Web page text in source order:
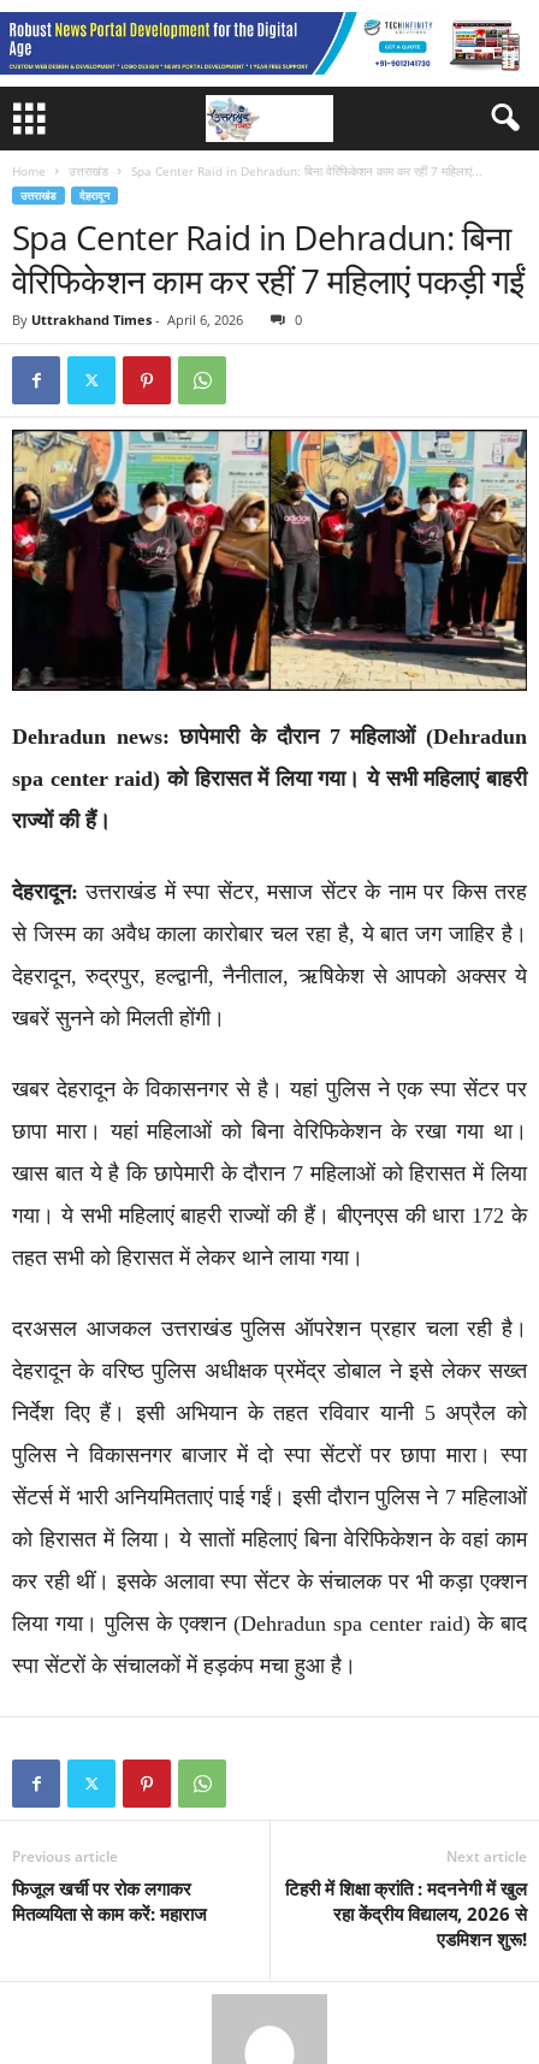
Home उत्तराखंड Spa Center Raid in Dehradun: बिना वेरिफिकेशन काम कर रहीं 7 महिलाएं...
उत्तराखंड देहरादून
Spa Center Raid in Dehradun: बिना
वेरिफिकेशन काम कर रहीं 7 महिलाएं पकड़ी गईं
By Uttrakhand Times - April 6, 2026 0
Dehradun news: छापेमारी के दौरान 7 महिलाओं (Dehradun
spa center raid) को हिरासत में लिया गया। ये सभी महिलाएं बाहरी
राज्यों की हैं।
देहरादून: उत्तराखंड में स्पा सेंटर, मसाज सेंटर के नाम पर किस तरह
से जिस्म का अवैध काला कारोबार चल रहा है, ये बात जग जाहिर है।
देहरादून, रुद्रपुर, हल्द्वानी, नैनीताल, ऋषिकेश से आपको अक्सर ये
खबरें सुनने को मिलती होंगी।
खबर देहरादून के विकासनगर से है। यहां पुलिस ने एक स्पा सेंटर पर
छापा मारा। यहां महिलाओं को बिना वेरिफिकेशन के रखा गया था।
खास बात ये है कि छापेमारी के दौरान 7 महिलाओं को हिरासत में लिया
गया। ये सभी महिलाएं बाहरी राज्यों की हैं। बीएनएस की धारा 172 के
तहत सभी को हिरासत में लेकर थाने लाया गया।
दरअसल आजकल उत्तराखंड पुलिस ऑपरेशन प्रहार चला रही है।
देहरादून के वरिष्ठ पुलिस अधीक्षक प्रमेंद्र डोबाल ने इसे लेकर सख्त
निर्देश दिए हैं। इसी अभियान के तहत रविवार यानी 5 अप्रैल को
पुलिस ने विकासनगर बाजार में दो स्पा सेंटरों पर छापा मारा। स्पा
सेंटर्स में भारी अनियमितताएं पाई गईं। इसी दौरान पुलिस ने 7 महिलाओं
को हिरासत में लिया। ये सातों महिलाएं बिना वेरिफिकेशन के वहां काम
कर रही थीं। इसके अलावा स्पा सेंटर के संचालक पर भी कड़ा एक्शन
लिया गया। पुलिस के एक्शन (Dehradun spa center raid) के बाद
स्पा सेंटरों के संचालकों में हड़कंप मचा हुआ है।
Previous article
फिजूल खर्ची पर रोक लगाकर
मितव्ययिता से काम करें: महाराज
Next article
टिहरी में शिक्षा क्रांति : मदननेगी में खुल
रहा केंद्रीय विद्यालय, 2026 से
एडमिशन शुरू!